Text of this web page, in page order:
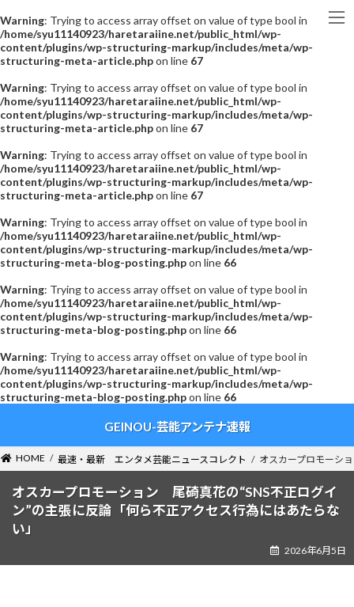
Warning: Trying to access array offset on value of type bool in
/home/syu11140923/haretaraiine.net/public_html/wp-
content/plugins/wp-structuring-markup/includes/meta/wp-
structuring-meta-article.phpon line 67
Warning: Trying to access array offset on value of type bool in
/home/syu11140923/haretaraiine.net/public_html/wp-
content/plugins/wp-structuring-markup/includes/meta/wp-
structuring-meta-article.phpon line 67
Warning: Trying to access array offset on value of type bool in
/home/syu11140923/haretaraiine.net/public_html/wp-
content/plugins/wp-structuring-markup/includes/meta/wp-
structuring-meta-article.phpon line 67
Warning: Trying to access array offset on value of type bool in
/home/syu11140923/haretaraiine.net/public_html/wp-
content/plugins/wp-structuring-markup/includes/meta/wp-
structuring-meta-blog-posting.phpon line 66
Warning: Trying to access array offset on value of type bool in
/home/syu11140923/haretaraiine.net/public_html/wp-
content/plugins/wp-structuring-markup/includes/meta/wp-
structuring-meta-blog-posting.phpon line 66
Warning: Trying to access array offset on value of type bool in
/home/syu11140923/haretaraiine.net/public_html/wp-
content/plugins/wp-structuring-markup/includes/meta/wp-
structuring-meta-blog-posting.phpon line 66
ン
ツ
ー
シ
GEINOU-芸能アンテナ速報
HOME 最速・最新 エンタメ芸能ニュースコレクト オスカープロモーシ
オスカープロモーション 尾碕真花の“SNS不正ログイ
ン”の主張に反論「何ら不正アクセス行為にはあたらな
い」
2026年6月5日